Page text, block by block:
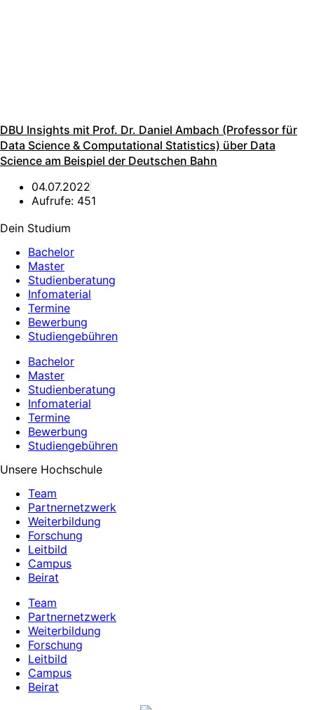
DBU Insights mit Prof. Dr. Daniel Ambach (Professor für
Data Science & Computational Statistics) über Data
Science am Beispiel der Deutschen Bahn
04.07.2022
Aufrufe: 451
Dein Studium
Bachelor
Master
Studienberatung
Infomaterial
Termine
Bewerbung
Studiengebühren
Bachelor
Master
Studienberatung
Infomaterial
Termine
Bewerbung
Studiengebühren
Unsere Hochschule
Team
Partnernetzwerk
Weiterbildung
Forschung
Leitbild
Campus
Beirat
Team
Partnernetzwerk
Weiterbildung
Forschung
Leitbild
Campus
Beirat